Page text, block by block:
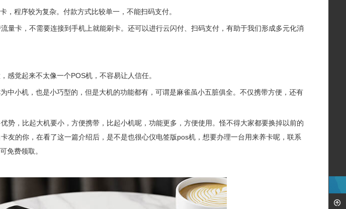
，程序较为复杂。付款方式比较单一，不能扫码支付。
量卡，不需要连接到手机上就能刷卡。还可以进行云闪付、扫码支付，有助于我们形成多元化消
感觉起来不太像一个POS机，不容易让人信任。
中小机，也是小巧型的，但是大机的功能都有，可谓是麻雀虽小五脏俱全。不仅携带方便，还有
势，比起大机要小，方便携带，比起小机呢，功能更多，方便使用。怪不得大家都要换掉以前的
友的你，在看了这一篇介绍后，是不是也很心仪电签版pos机，想要办理一台用来养卡呢，联系
免费领取。